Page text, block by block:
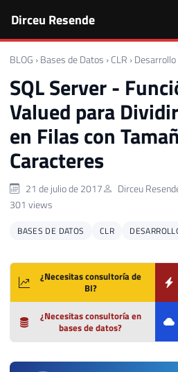
Dirceu Resende
BLOG › Bases de Datos › CLR ›
SQL Server -
Valued para
en Filas con
Caracteres
21 de julio de 2017 Dirceu
301 views
BASES DE DATOS CLR
¿Necesitas consultoría de
BI?
¿Necesitas consultoría en
bases de datos?